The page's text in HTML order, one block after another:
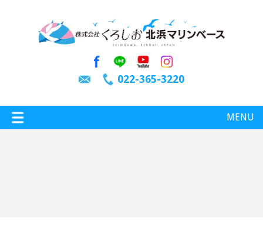
022-365-3220
MENU